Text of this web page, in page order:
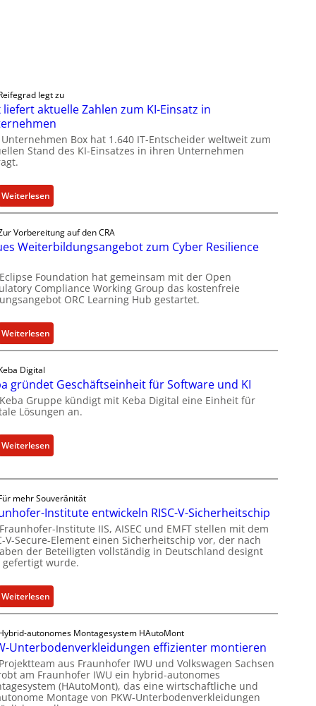
legt zu
liefert aktuelle Zahlen zum KI-Einsatz in
Unternehmen Box hat 1.640 IT-Entscheider weltweit zum
Stand des KI-Einsatzes in ihren Unternehmen
Weiterlesen:
B
x
l
e
f
t
t
u
e
l
l
Z
e
n
z
m
K
-
E
i
n
s
Vorbereitung auf den CRA
Weiterbildungsangebot zum Cyber Resilience
Foundation hat gemeinsam mit der Open
Compliance Working Group das kostenfreie
ORC Learning Hub gestartet.
Weiterlesen:
N
e
s
e
i
e
r
b
i
l
d
u
n
g
s
a
n
g
e
b
o
Digital
gründet Geschäftseinheit für Software und KI
Gruppe kündigt mit Keba Digital eine Einheit für
Lösungen an.
Weiterlesen:
K
a
g
r
ü
n
e
t
e
s
c
h
ä
mehr Souveränität
Institute entwickeln RISC-V-Sicherheitschip
Institute IIS, AISEC und EMFT stellen mit dem
V-Secure-Element einen Sicherheitschip vor, der nach
der Beteiligten vollständig in Deutschland designt
wurde.
Weiterlesen:
F
a
u
n
h
o
autonomes Montagesystem HAutoMont
Unterbodenverkleidungen effizienter montieren
aus Fraunhofer IWU und Volkswagen Sachsen
am Fraunhofer IWU ein hybrid-autonomes
(HAutoMont), das eine wirtschaftliche und
Montage von PKW-Unterbodenverkleidungen